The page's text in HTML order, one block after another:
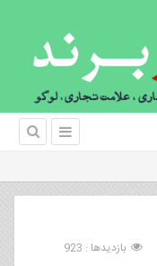
بازدیدها : 923